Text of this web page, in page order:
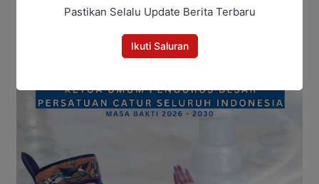
Pastikan Selalu Update Berita Terbaru
Ikuti Saluran